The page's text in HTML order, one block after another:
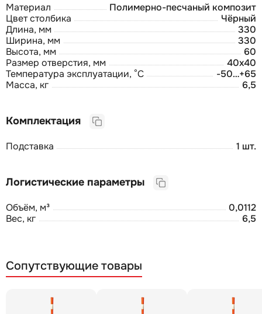
Материал
Полимерно-песчаный композит
Цвет столбика
Чёрный
Длина, мм
330
Ширина, мм
330
Высота, мм
60
Размер отверстия, мм
40х40
Температура эксплуатации, °С
-50…+65
Масса, кг
6,5
Комплектация
Подставка 1 шт.
Логистические параметры
Объём, м³
0,0112
Вес, кг
6,5
Сопутствующие товары